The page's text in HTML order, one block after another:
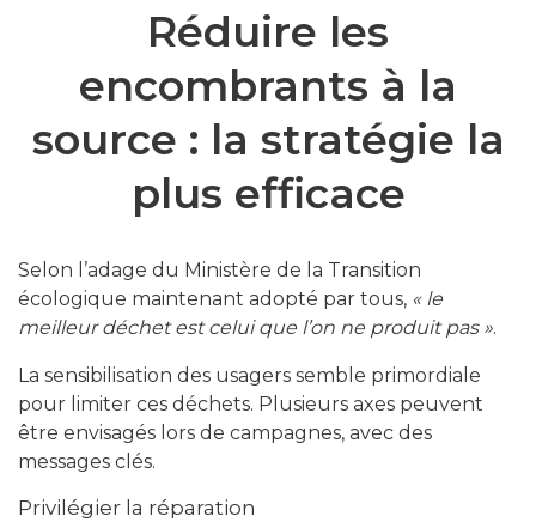
Réduire les
encombrants à la
source : la stratégie la
plus efficace
Selon l’adage du Ministère de la Transition
écologique maintenant adopté par tous, « le
meilleur déchet est celui que l’on ne produit pas ».
La sensibilisation des usagers semble primordiale
pour limiter ces déchets. Plusieurs axes peuvent
être envisagés lors de campagnes, avec des
messages clés.
Privilégier la réparation